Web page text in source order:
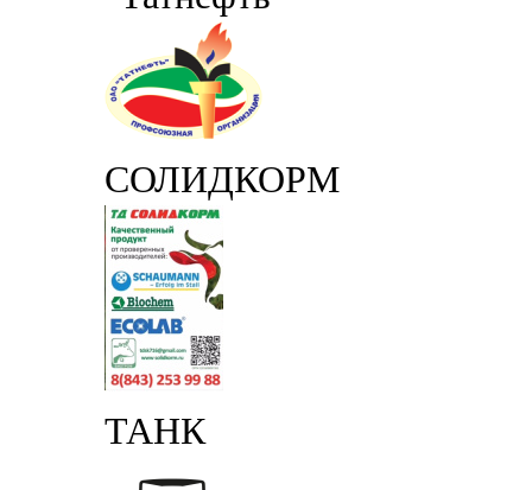
СОЛИДКОРМ
ТАНК